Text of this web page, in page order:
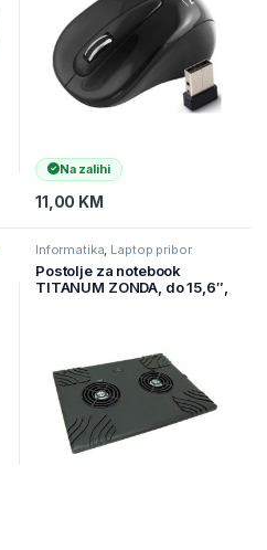
Na zalihi
11,00 KM
Informatika Laptop pribor
Postolje za notebook
TITANUM ZONDA, do 15,6″,